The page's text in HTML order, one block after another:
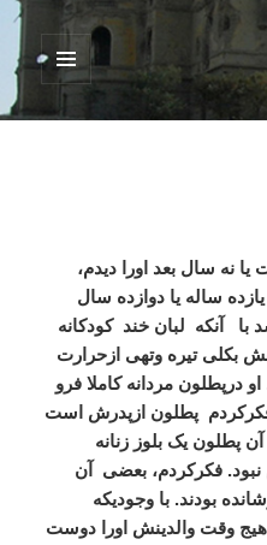
فهرست
ابزارک‌ها
یا نه سال بعد اورا دیدم،
ساله یا دوازده سال
با آنکه لبان خند کودکانه
بکلی تیره وتهی ازحرارت
درپطلون مردانه کاملا فرو
فکرکردم پطلون ازپدرش است
آن پطلون یک بلوز زنانه
نبود. فکرکردم، بعضی آن
بودند. با وجودیکه
وقت والدینش اورا دوست